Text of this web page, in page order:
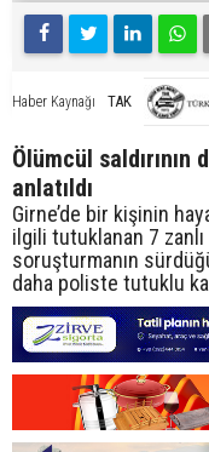
Haber Kaynağı TAK
Ölümcül saldırının
anlatıldı
Girne’de bir kişinin
ilgili tutuklanan 7 zanlı
soruşturmanın
daha poliste tutuklu